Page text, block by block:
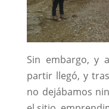
Sin embargo, y
partir llegó, y
no dejábamos